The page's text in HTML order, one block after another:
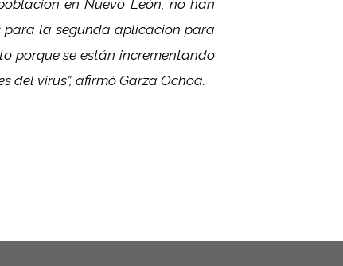
en Nuevo León, no han
la segunda aplicación para
porque se están incrementando
del virus”, afirmó Garza Ochoa.